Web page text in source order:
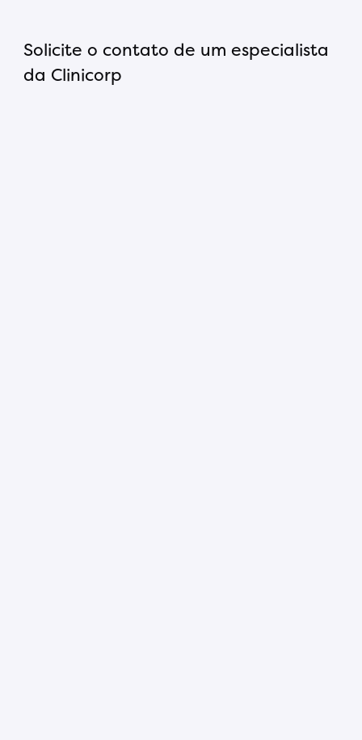
Solicite o contato de um especialista
da Clinicorp